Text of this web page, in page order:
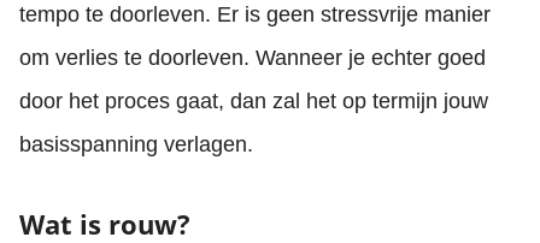
tempo te doorleven. Er is geen stressvrije manier
om verlies te doorleven. Wanneer je echter goed
door het proces gaat, dan zal het op termijn jouw
basisspanning verlagen.
Wat is rouw?